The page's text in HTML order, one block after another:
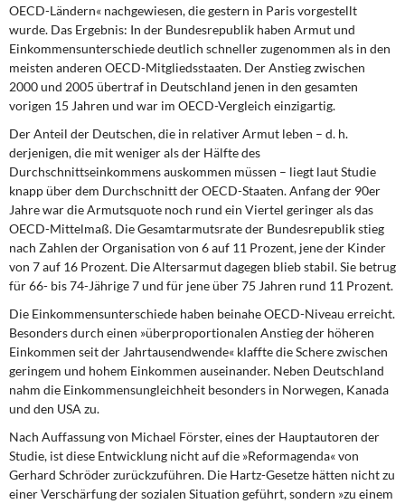
DIE LINKE
Weitere Themen
Memo-Gruppe
Institut Solidarische Moderne
Rosa-Luxemburg-Stiftung
Über mich
Kontakt
OECD-Ländern« nachgewiesen, die gestern in Paris vorgestellt
wurde. Das Ergebnis: In der Bundesrepublik haben Armut und
Einkommensunterschiede deutlich schneller zugenommen als in den
meisten anderen OECD-Mitgliedsstaaten. Der Anstieg zwischen
2000 und 2005 übertraf in Deutschland jenen in den gesamten
vorigen 15 Jahren und war im OECD-Vergleich einzigartig.
Der Anteil der Deutschen, die in relativer Armut leben – d. h.
derjenigen, die mit weniger als der Hälfte des
Durchschnittseinkommens auskommen müssen – liegt laut Studie
knapp über dem Durchschnitt der OECD-Staaten. Anfang der 90er
Jahre war die Armutsquote noch rund ein Viertel geringer als das
OECD-Mittelmaß. Die Gesamtarmutsrate der Bundesrepublik stieg
nach Zahlen der Organisation von 6 auf 11 Prozent, jene der Kinder
von 7 auf 16 Prozent. Die Altersarmut dagegen blieb stabil. Sie betrug
für 66- bis 74-Jährige 7 und für jene über 75 Jahren rund 11 Prozent.
Die Einkommensunterschiede haben beinahe OECD-Niveau erreicht.
Besonders durch einen »überproportionalen Anstieg der höheren
Einkommen seit der Jahrtausendwende« klaffte die Schere zwischen
geringem und hohem Einkommen auseinander. Neben Deutschland
nahm die Einkommensungleichheit besonders in Norwegen, Kanada
und den USA zu.
Nach Auffassung von Michael Förster, eines der Hauptautoren der
Studie, ist diese Entwicklung nicht auf die »Reformagenda« von
Gerhard Schröder zurückzuführen. Die Hartz-Gesetze hätten nicht zu
einer Verschärfung der sozialen Situation geführt, sondern »zu einem